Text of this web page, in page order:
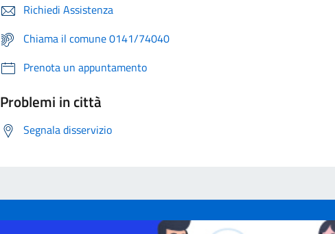
Richiedi Assistenza
Chiama il comune 0141/74040
Prenota un appuntamento
Problemi in città
Segnala disservizio